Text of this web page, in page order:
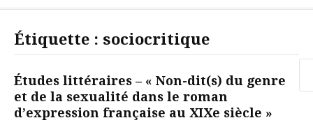
Étiquette : sociocritique
Études littéraires – « Non-dit(s) du genre
et de la sexualité dans le roman
d’expression française au XIXe siècle »